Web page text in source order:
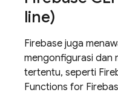
line)
Firebase juga
mengonfigurasi dan
tertentu, seperti
Functions for